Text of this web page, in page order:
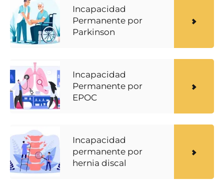
Incapacidad
Permanente por
Parkinson
Incapacidad
Permanente por
EPOC
Incapacidad
permanente por
hernia discal